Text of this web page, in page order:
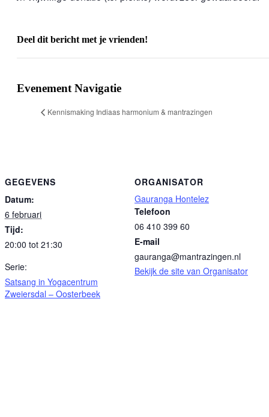
Deel dit bericht met je vrienden!
Evenement Navigatie
Kennismaking Indiaas harmonium & mantrazingen
GEGEVENS
Datum:
6 februari
Tijd:
20:00 tot 21:30
Serie:
Satsang in Yogacentrum
Zweiersdal – Oosterbeek
ORGANISATOR
Gauranga Hontelez
Telefoon
06 410 399 60
E-mail
gauranga@mantrazingen.nl
Bekijk de site van Organisator